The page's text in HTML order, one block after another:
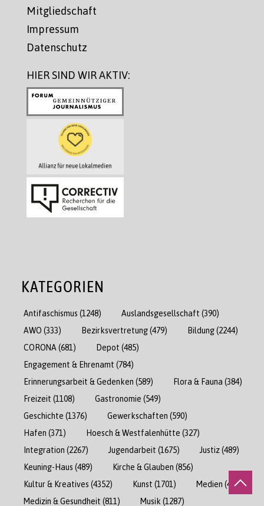
Mitgliedschaft
Impressum
Datenschutz
HIER SIND WIR AKTIV:
KATEGORIEN
Antifaschismus (1248) Auslandsgesellschaft (390)
AWO (333) Bezirksvertretung(479) Bildung(2244)
CORONA (681) Depot (485)
Engagement & Ehrenamt (784)
Erinnerungsarbeit & Gedenken (589) Flora & Fauna (384)
Freizeit (1108) Gastronomie (549)
Geschichte (1376) Gewerkschaften (590)
Hafen (371) Hoesch & Westfalenhütte (327)
Integration (2267) Jugendarbeit (1675) Justiz(489)
Keuning-Haus (489) Kirche & Glauben (856)
Kultur & Kreatives (4352) Kunst (1701) Medien (471)
Medizin & Gesundheit (811) Musik (1287)